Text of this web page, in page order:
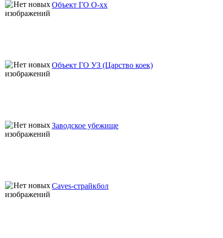
Объект ГО О-хх
Объект ГО УЗ (Царство коек)
Заводское убежище
Caves-страйкбол